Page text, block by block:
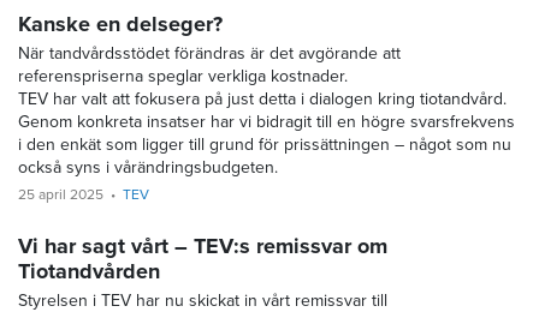
Kanske en delseger?
När tandvårdsstödet förändras är det avgörande att
referenspriserna speglar verkliga kostnader.
TEV har valt att fokusera på just detta i dialogen kring tiotandvård.
Genom konkreta insatser har vi bidragit till en högre svarsfrekvens
i den enkät som ligger till grund för prissättningen – något som nu
också syns i vårändringsbudgeten.
25 april 2025 TEV
Vi har sagt vårt – TEV:s remissvar om
Tiotandvården
Styrelsen i TEV har nu skickat in vårt remissvar till